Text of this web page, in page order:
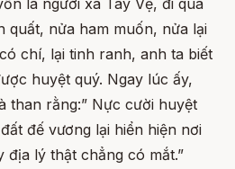
quất, nửa ham muốn, nửa lại
chí, lại tinh ranh, anh ta biết
huyệt quý. Ngay lúc ấy,
than rằng:” Nực cười huyệt
đế vương lại hiển hiện nơi
địa lý thật chẳng có mắt.”